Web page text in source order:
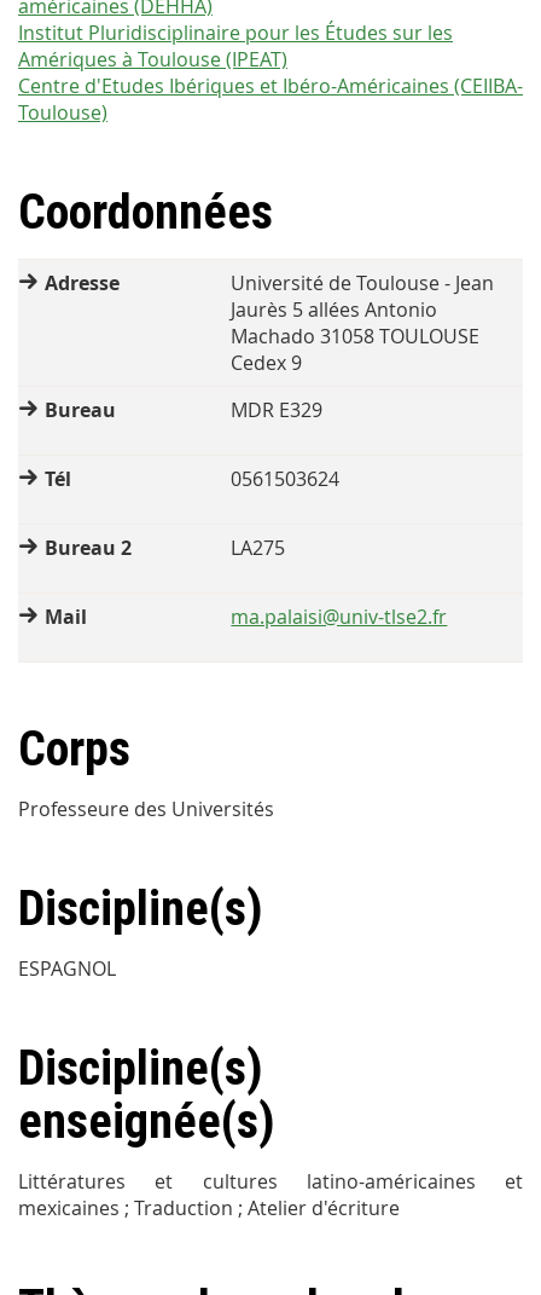
américaines (DEHHA)
Institut Pluridisciplinaire pour les Études sur les
Amériques à Toulouse (IPEAT)
Centre d'Etudes Ibériques et Ibéro-Américaines (CEIIBA-
Toulouse)
Coordonnées
Adresse
Université de Toulouse - Jean
Jaurès 5 allées Antonio
Machado 31058 TOULOUSE
Cedex 9
Bureau
MDR E329
Tél 0561503624
Bureau 2 LA275
Mail ma.palaisi@univ-tlse2.fr
Corps
Professeure des Universités
Discipline(s)
ESPAGNOL
Discipline(s)
enseignée(s)
Littératures et cultures latino-américaines et
mexicaines ; Traduction ; Atelier d'écriture